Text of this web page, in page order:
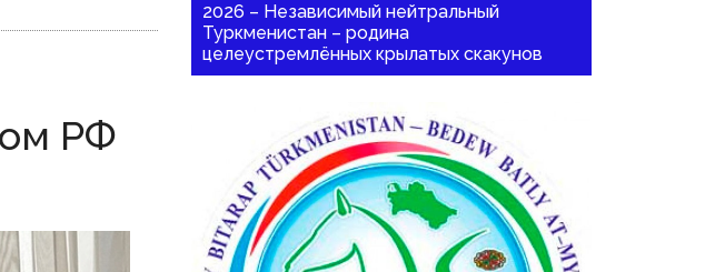
РФ
2026 – Независимый нейтральный
Туркменистан – родина
целеустремлённых крылатых скакунов